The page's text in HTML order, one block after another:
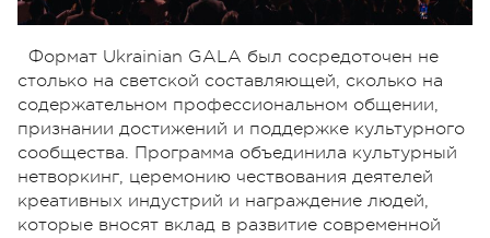
Формат Ukrainian GALA был сосредоточен не
столько на светской составляющей, сколько на
содержательном профессиональном общении,
признании достижений и поддержке культурного
сообщества. Программа объединила культурный
нетворкинг, церемонию чествования деятелей
креативных индустрий и награждение людей,
которые вносят вклад в развитие современной